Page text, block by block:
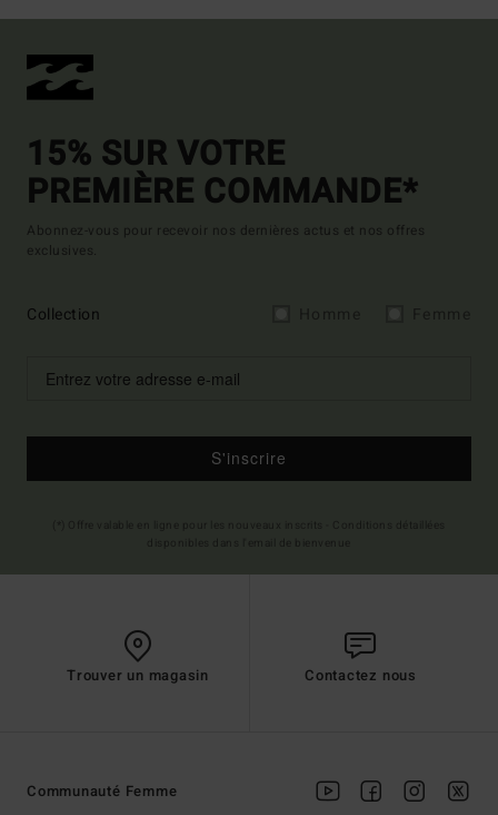
15% SUR VOTRE
PREMIÈRE COMMANDE*
Abonnez-vous pour recevoir nos dernières actus et nos offres
exclusives.
Collection
S'inscrire
Trouver un magasin Contactez nous
Communauté Femme